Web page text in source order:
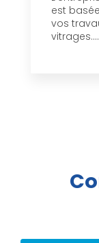
est
vos
vitrages....